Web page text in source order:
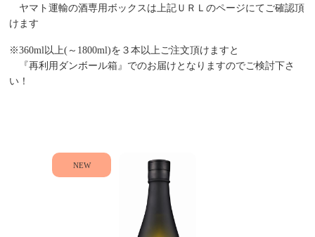
ヤマト運輸の酒専用ボックスは上記ＵＲＬのページにてご確認頂
けます
※360ml以上(～1800ml)を３本以上ご注文頂けますと
『再利用ダンボール箱』でのお届けとなりますのでご検討下さ
い！